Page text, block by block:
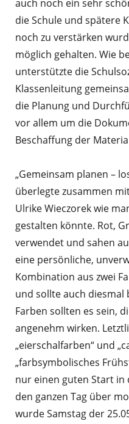
auch noch ein sehr
die Schule und spätere
noch zu verstärken
möglich gehalten. Wie
unterstützte die
Klassenleitung
die Planung und
vor allem um die
Beschaffung der
„Gemeinsam planen –
überlegte zusammen
Ulrike Wieczorek wie
gestalten könnte. Rot,
verwendet und sahen
eine persönliche,
Kombination aus zwei
und sollte auch diesmal
Farben sollten es sein,
angenehm wirken.
„eierschalfarben“ und
„farbsymbolisches
nur einen guten Start in
den ganzen Tag über
wurde Samstag der